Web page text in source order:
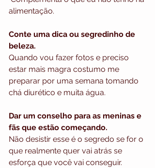
alimentação.
Conte uma dica ou segredinho de
beleza.
Quando vou fazer fotos e preciso
estar mais magra costumo me
preparar por uma semana tomando
chá diurético e muita água.
Dar um conselho para as meninas e
fãs que estão começando.
Não desistir esse é o segredo se for o
que realmente quer vai atrás se
esforça que você vai conseguir.